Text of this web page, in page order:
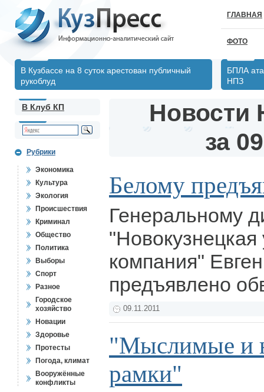
ГЛАВНАЯ
ФОТО
В Кузбассе на 8 суток арестован публичный
рукоблуд
БПЛА
НПЗ
В Клуб КП
Рубрики
Экономика
Культура
Экология
Происшествия
Криминал
Общество
Политика
Выборы
Спорт
Разное
Городское
хозяйство
Новации
Здоровье
Протесты
Погода, климат
Вооружённые
конфликты
Новости
за
Белому
Генеральному
компания"
предъявлено
09.11.2011
"Мыслимые и
рамки"